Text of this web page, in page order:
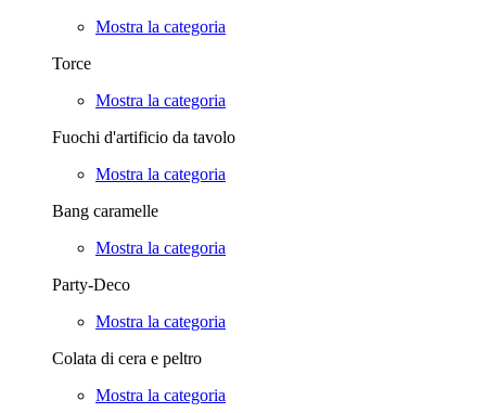
Mostra la categoria
Torce
Mostra la categoria
Fuochi d'artificio da tavolo
Mostra la categoria
Bang caramelle
Mostra la categoria
Party-Deco
Mostra la categoria
Colata di cera e peltro
Mostra la categoria